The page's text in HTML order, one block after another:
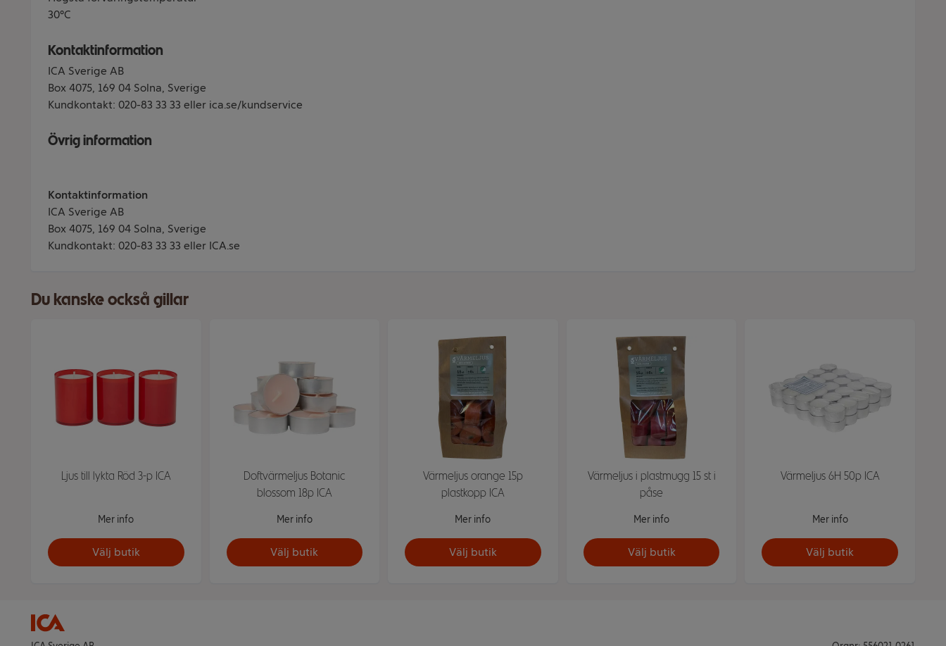
30°C
Kontaktinformation
ICA Sverige AB
Box 4075, 169 04 Solna, Sverige
Kundkontakt: 020-83 33 33 eller ica.se/kundservice
Övrig information
Kontaktinformation
ICA Sverige AB
Box 4075, 169 04 Solna, Sverige
Kundkontakt: 020-83 33 33 eller ICA.se
Du kanske också gillar
Ljus till lykta Röd 3-p ICA
Mer info
Välj butik
Doftvärmeljus Botanic
blossom 18p ICA
Mer info
Välj butik
Värmeljus orange 15p
plastkopp ICA
Mer info
Välj butik
Värmeljus i plastmugg 15 st i
påse
Mer info
Välj butik
Värmeljus 6H 50p ICA
Mer info
Välj butik